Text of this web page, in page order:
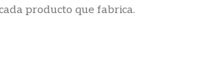
producto que fabrica.